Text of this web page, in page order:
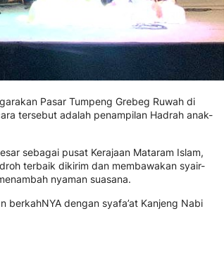
Pasar Tumpeng Grebeg Ruwah di
tersebut adalah penampilan Hadrah anak-
sebagai pusat Kerajaan Mataram Islam,
terbaik dikirim dan membawakan syair-
nyaman suasana.
berkahNYA dengan syafa’at Kanjeng Nabi